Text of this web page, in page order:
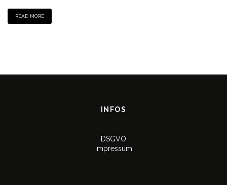
READ MORE
INFOS
DSGVO
Impressum